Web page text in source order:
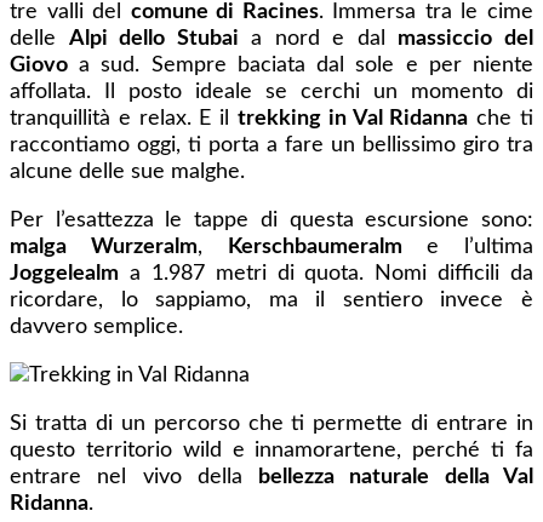
tre valli del comune di Racines. Immersa tra le cime
delle Alpi dello Stubai a nord e dal massiccio del
Giovo a sud. Sempre baciata dal sole e per niente
affollata. Il posto ideale se cerchi un momento di
tranquillità e relax. E il trekking in Val Ridanna che ti
raccontiamo oggi, ti porta a fare un bellissimo giro tra
alcune delle sue malghe.
Per l’esattezza le tappe di questa escursione sono:
malga Wurzeralm, Kerschbaumeralm e l’ultima
Joggelealm a 1.987 metri di quota. Nomi difficili da
ricordare, lo sappiamo, ma il sentiero invece è
davvero semplice.
Si tratta di un percorso che ti permette di entrare in
questo territorio wild e innamorartene, perché ti fa
entrare nel vivo della bellezza naturale della Val
Ridanna.